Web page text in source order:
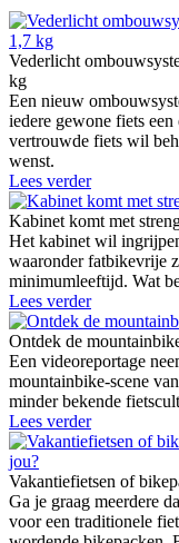
Vederlicht
kg
Een nieuw
iedere gewone fiets
vertrouwde fiets wil
wenst.
Lees verder
Kabinet komt met
Het kabinet wil
waaronder fatbikevrije
minimumleeftijd. Wat
Lees verder
Ontdek de
Een videoreportage
mountainbike-scene
minder bekende
Lees verder
Vakantiefietsen of
Ga je graag meerdere
voor een traditionele